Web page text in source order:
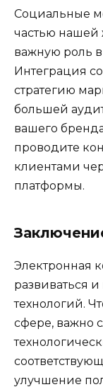
Социальные
частью нашей
важную роль
Интеграция
стратегию
большей
вашего
проводите
клиентами
платформы.
Электронная
развиваться
технологий.
сфере, важно
улучшение